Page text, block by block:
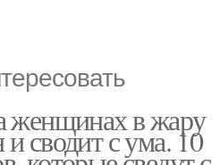
женщинах в жару
сводит с ума. 10